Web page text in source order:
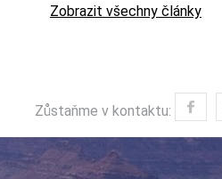
Zobrazit všechny články
Zůstaňme v kontaktu: